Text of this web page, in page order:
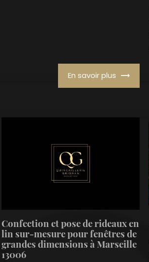
En savoir plus
Confection et pose de rideaux en
lin sur-mesure pour fenêtres de
grandes dimensions à Marseille
13006